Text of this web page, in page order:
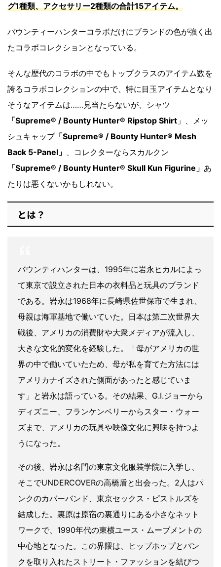
グ1種類、アクセサリー2種類の合計15アイテム。
バウンティーハンターコラボだけにブランドの色が強く出
たコラボコレクションとなっている。
そんな歴代のコラボの中でもトップクラスのアイテム数を
誇るコラボコレクションの中で、特に目玉アイテムとなり
そうなアイテムは……見当たらないが、シャツ
「Supreme® / Bounty Hunter® Ripstop Shirt 」、メッ
シュキャップ「Supreme® / Bounty Hunter® Mesh
Back 5-Panel」
、コレクターならスカルクン
「Supreme® / Bounty Hunter® Skull Kun Figurine」 あ
たりは悪くないかもしれない。
とは？
バウンティハンターは、1995年に岩永ヒカルによっ
て東京で設立された日本の衣料品と玩具のブランド
である。岩永は1968年に長崎県佐世保市で生まれ、
母親は海軍基地で働いていた。日本は第二次世界大
戦後、アメリカの消費財や大衆メディアが流入し、
大きな文化的変化を経験した。「母がアメリカの世
界の中で働いていたため、母が私を育てた方法には
アメリカナイズされた側面があったと感じていま
す」と岩永は語っている。その結果、G.I.ジョーから
ディズニー、フランケンベリーからスター・ウォー
ズまで、アメリカの玩具や映像文化に興味を持つよ
うになった。
その後、岩永は名門の東京文化服装学院に入学し、
そこでUNDERCOVERの高橋盾と出会った。2人はパ
ンクのカバーバンド、東京セックス・ピストルズを
結成した。裏原は原宿の裏通りにある小さなネット
ワークで、1990年代の東横ユース・ムーブメントの
中心地となった。この界隈は、ヒップホップとパン
クを取り入れたストリート・ファッションを結びつ